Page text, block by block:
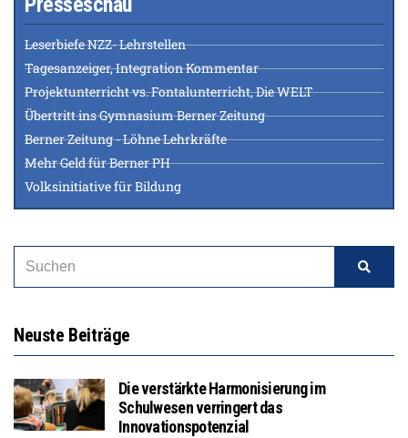
Leserbiefe NZZ- Lehrstellen
Tagesanzeiger, Integration Kommentar
Projektunterricht vs. Fontalunterricht, Die WELT
Übertritt ins Gymnasium Berner Zeitung
Berner Zeitung - Löhne Lehrkräfte
Mehr Geld für Berner PH
Volksinitiative für Bildung
Neuste Beiträge
Die verstärkte Harmonisierung im
Schulwesen verringert das
Innovationspotenzial